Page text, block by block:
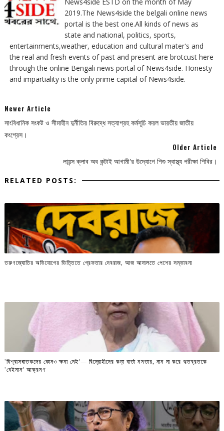
2019.The News4side the belgali online news
portal is the best one.All kinds of news as
state and national, politics, sports,
entertainments,weather, education and cultural mater's and
the real and fresh events of past and present are brotcust here
through the online Bengali news portal of News4side. Honesty
and impartiality is the only prime capital of News4side.
Newer Article
সাংবিধানিক সংকট ও সীমাহীন দুর্নীতির বিরুদ্ধে সত্যাগ্রহ কর্মসূচি করল ভারতীয় জাতীয়
কংগ্রেস।
Older Article
লায়ন্স ক্লাব অব কন্টাই আগামী'র উদ্যোগে শিশু স্বাস্থ্য পরীক্ষা শিবির।
RELATED POSTS:
তরুণজ্যোতির অভিযোগের ভিত্তিতে গ্রেফতার দেবরাজ, আজ আদালতে পেশের সম্ভাবনা
‘বিশ্বাসঘাতকদের কোনও ক্ষমা নেই’— বিদ্রোহীদের কড়া বার্তা মমতার, নাম না করে ঋতব্রতকে
‘বেইমান’ আক্রমণ